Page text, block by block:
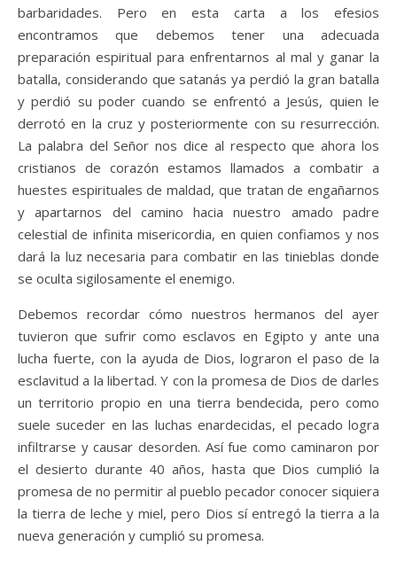
barbaridades. Pero en esta carta a los efesios
encontramos que debemos tener una adecuada
preparación espiritual para enfrentarnos al mal y ganar la
batalla, considerando que satanás ya perdió la gran batalla
y perdió su poder cuando se enfrentó a Jesús, quien le
derrotó en la cruz y posteriormente con su resurrección.
La palabra del Señor nos dice al respecto que ahora los
cristianos de corazón estamos llamados a combatir a
huestes espirituales de maldad, que tratan de engañarnos
y apartarnos del camino hacia nuestro amado padre
celestial de infinita misericordia, en quien confiamos y nos
dará la luz necesaria para combatir en las tinieblas donde
se oculta sigilosamente el enemigo.
Debemos recordar cómo nuestros hermanos del ayer
tuvieron que sufrir como esclavos en Egipto y ante una
lucha fuerte, con la ayuda de Dios, lograron el paso de la
esclavitud a la libertad. Y con la promesa de Dios de darles
un territorio propio en una tierra bendecida, pero como
suele suceder en las luchas enardecidas, el pecado logra
infiltrarse y causar desorden. Así fue como caminaron por
el desierto durante 40 años, hasta que Dios cumplió la
promesa de no permitir al pueblo pecador conocer siquiera
la tierra de leche y miel, pero Dios sí entregó la tierra a la
nueva generación y cumplió su promesa.